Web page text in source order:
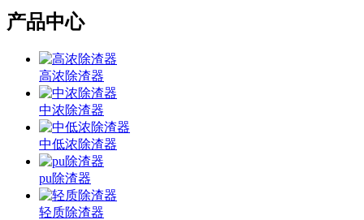
产品中心
高浓除渣器
中浓除渣器
中低浓除渣器
pu除渣器
轻质除渣器